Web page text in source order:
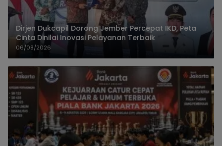
Dirjen Dukcapil Dorong Jember Percepat IKD, Peta
Cinta Dinilai Inovasi Pelayanan Terbaik
06/08/2026